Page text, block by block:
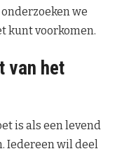
we
kunt voorkomen.
van het
is als een levend
Iedereen wil deel